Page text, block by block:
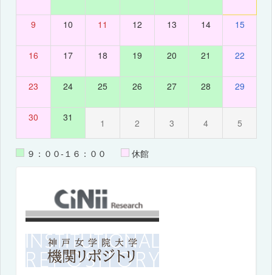
9 10 11 12 13 14 15
16 17 18 19 20 21 22
23 24 25 26 27 28 29
30 31 1 2 3 4 5
９：００-１６：００ 休館